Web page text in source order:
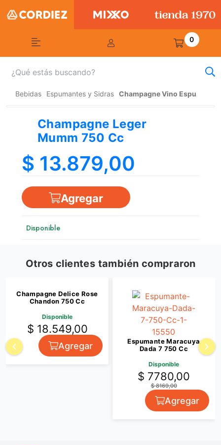
0
Bebidas Espumantes y Sidras Champagne Vino Espu
Champagne Leger
Mumm 750 Cc
$ 13.879,00
Agregar
Disponible
Otros clientes también compraron
Champagne Delice Rose
Chandon 750 Cc
Disponible
$ 18.549,00
Agregar
Espumante Maracuya
Dada 7 750 Cc
Disponible
$ 7780,00
$ 8169,00
Agregar